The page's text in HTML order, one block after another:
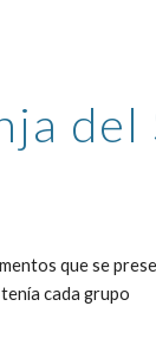
del
que se
cada grupo